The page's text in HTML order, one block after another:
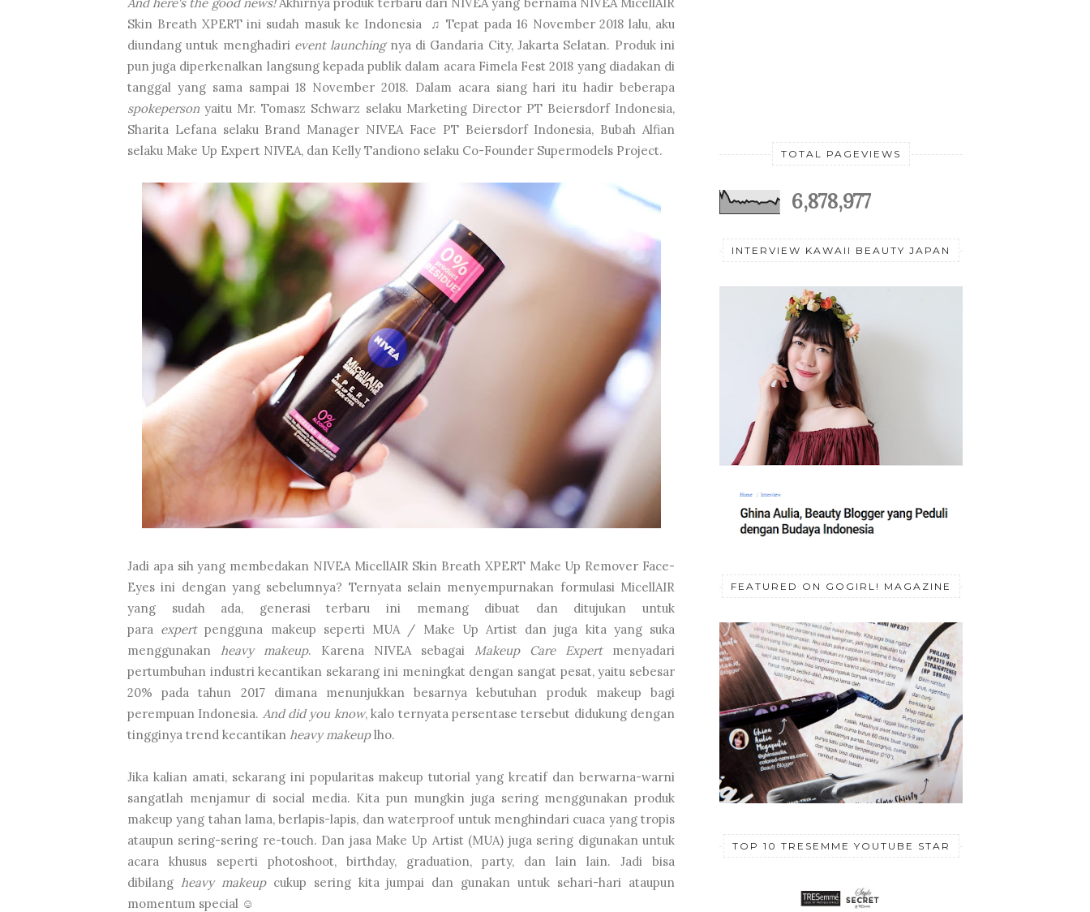
Skin Breath XPERT ini sudah masuk ke Indonesia
♫ Tepat pada 16 November 2018 lalu, aku
diundang untuk menghadiri event launchingnya di Gandaria City, Jakarta Selatan. Produk ini
pun juga diperkenalkan langsung kepada publik dalam acara Fimela Fest 2018 yang diadakan di
tanggal yang sama sampai 18 November 2018. Dalam acara siang hari itu hadir beberapa
spokeperson yaitu Mr. Tomasz Schwarz selaku Marketing Director PT Beiersdorf Indonesia,
Sharita Lefana selaku Brand Manager NIVEA Face PT Beiersdorf Indonesia, Bubah Alfian
selaku Make Up Expert NIVEA, dan Kelly Tandiono selaku Co-Founder Supermodels Project.
Jadi apa sih yang membedakan NIVEA MicellAIR Skin Breath XPERT Make Up Remover Face-
Eyes ini dengan yang sebelumnya? Ternyata selain menyempurnakan formulasi MicellAIR
yang sudah ada, generasi terbaru ini memang dibuat dan ditujukan untuk
para expertpengguna makeup seperti MUA / Make Up Artist dan juga kita yang suka
menggunakan heavy makeup. Karena NIVEA sebagai Makeup Care Expertmenyadari
pertumbuhan industri kecantikan sekarang ini meningkat dengan sangat pesat, yaitu sebesar
20% pada tahun 2017 dimana menunjukkan besarnya kebutuhan produk makeup bagi
perempuan Indonesia. And did you know, kalo ternyata persentase tersebut didukung dengan
tingginya trend kecantikan heavy makeuplho.
Jika kalian amati, sekarang ini popularitas makeup tutorial yang kreatif dan berwarna-warni
sangatlah menjamur di social media. Kita pun mungkin juga sering menggunakan produk
makeup yang tahan lama, berlapis-lapis, dan waterproof untuk menghindari cuaca yang tropis
ataupun sering-sering re-touch. Dan jasa Make Up Artist (MUA) juga sering digunakan untuk
acara khusus seperti photoshoot, birthday, graduation, party, dan lain lain. Jadi bisa
dibilang heavy makeupcukup sering kita jumpai dan gunakan untuk sehari-hari ataupun
momentum special ☺
TOTAL PAGEVIEWS
6,878,977
INTERVIEW KAWAII BEAUTY JAPAN
FEATURED ON GOGIRL! MAGAZINE
TOP 10 TRESEMME YOUTUBE STAR